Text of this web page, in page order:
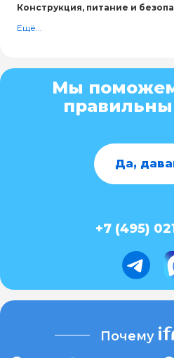
Конструкция, питание и
Ещё...
Мы
Да,
+7 (495)
Почему